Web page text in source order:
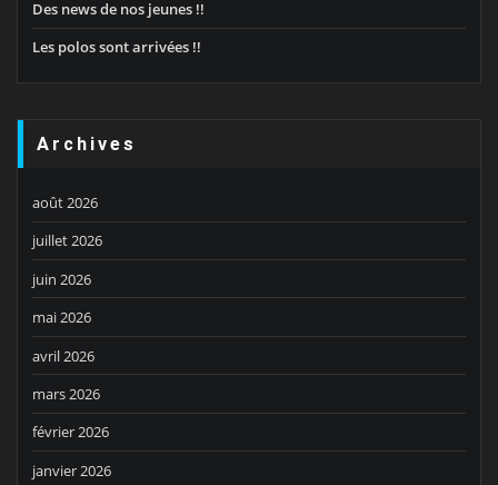
Des news de nos jeunes !!
Les polos sont arrivées !!
Archives
août 2026
juillet 2026
juin 2026
mai 2026
avril 2026
mars 2026
février 2026
janvier 2026